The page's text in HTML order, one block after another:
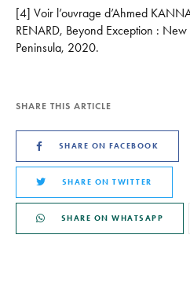
[4] Voir l’ouvrage d’Ahmed
RENARD, Beyond Exception :
Peninsula, 2020.
SHARE THIS ARTICLE
SHARE ON FACEBOOK
SHARE ON TWITTER
SHARE ON WHATSAPP